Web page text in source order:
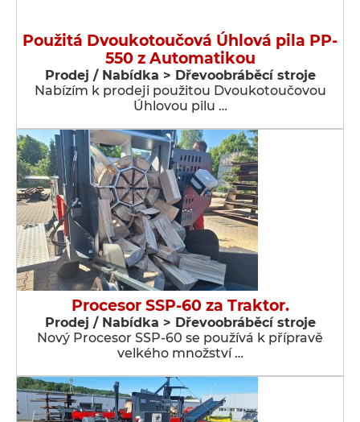
Použitá Dvoukotoučová Úhlová pila PP-
550 z Automatikou
Prodej / Nabídka > Dřevoobráběcí stroje
Nabízím k prodeji použitou Dvoukotoučovou
Úhlovou pilu …
Procesor SSP-60 za Traktor.
Prodej / Nabídka > Dřevoobráběcí stroje
Nový Procesor SSP-60 se používá k přípravě
velkého množství …